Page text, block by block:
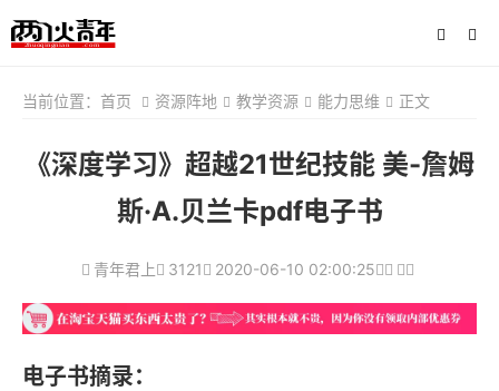
当前位置： 首页 资源阵地 教学资源 能力思维 正文
《深度学习》超越21世纪技能 美-詹姆
斯·A.贝兰卡pdf电子书
青年君上 3121 2020-06-10 02:00:25
电子书摘录：